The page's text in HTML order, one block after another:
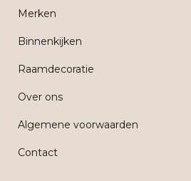
Merken
Binnenkijken
Raamdecoratie
Over ons
Algemene voorwaarden
Contact